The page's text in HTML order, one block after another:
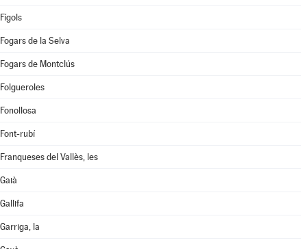
Fígols
Fogars de la Selva
Fogars de Montclús
Folgueroles
Fonollosa
Font-rubí
Franqueses del Vallès, les
Gaià
Gallifa
Garriga, la